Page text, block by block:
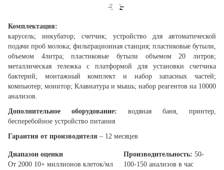
Комплектация:
карусель; инкубатор; счетчик; устройство для автоматической
подачи проб молока; фильтрационная станция; пластиковые бутыли,
объемом 4литра; пластиковые бутыли объемом 20 литров;
металлическая тележка с платформой для установки счетчика
бактерий; монтажный комплект и набор запасных частей;
компьютер; монитор; Клавиатура и мышь; набор реагентов на 10000
анализов.
Дополнительное оборудование: водяная баня, принтер,
бесперебойное устройство питания
Гарантия от производителя – 12 месяцев
Диапазон оценки
От 2000 10+ миллионов клеток/мл
Производительность: 50-
100-150 анализов в час